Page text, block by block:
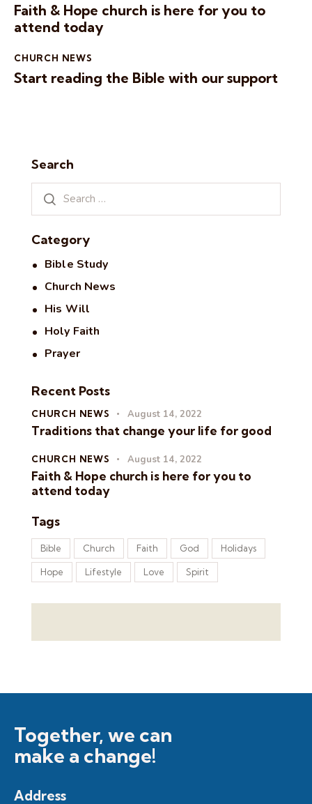
Faith & Hope church is here for you to
attend today
CHURCH NEWS
Start reading the Bible with our support
Search
Category
Bible Study
Church News
His Will
Holy Faith
Prayer
Recent Posts
CHURCH NEWS August 14, 2022
Traditions that change your life for good
CHURCH NEWS August 14, 2022
Faith & Hope church is here for you to
attend today
Tags
Bible Church Faith God Holidays
Hope Lifestyle Love Spirit
Together, we can
make a change!
Address